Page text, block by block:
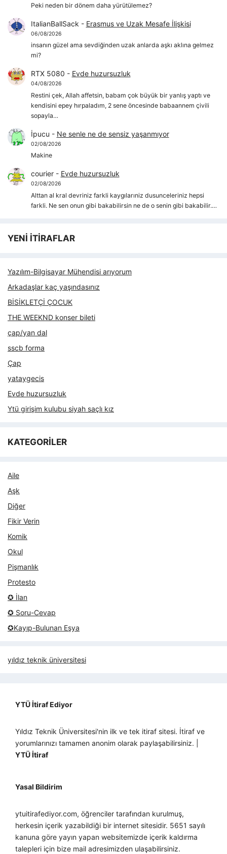
Peki neden bir dönem daha yürütülemez?
ItalianBallSack - Erasmus ve Uzak Mesafe İlişkisi
06/08/2026
insanın güzel ama sevdiğinden uzak anlarda aşkı aklına gelmez
mi?
RTX 5080 - Evde huzursuzluk
04/08/2026
Restini çek, Allah affetsin, babam çok büyük bir yanlış yaptı ve
kendisini epey hırpaladım, 2 sene öncesinde babaannem çivili
sopayla…
İpucu - Ne senle ne de sensiz yaşanmıyor
02/08/2026
Makine
courier- Evde huzursuzluk
02/08/2026
Alttan al kral devriniz farkli kaygılarıniz dusunceleriniz hepsi
farkli. Ne sen onun gibi bakabilirsin ne de o senin gibi bakabilir.…
YENİ İTİRAFLAR
Yazılım-Bilgisayar Mühendisi arıyorum
Arkadaşlar kaç yaşındasınız
BİSİKLETÇİ ÇOCUK
THE WEEKND konser bileti
çap/yan dal
sscb forma
Çap
yataygecis
Evde huzursuzluk
Ytü girişim kulubu siyah saçlı kız
KATEGORİLER
Aile
Aşk
Diğer
Fikir Verin
Komik
Okul
Pişmanlık
Protesto
✪ İlan
✪ Soru-Cevap
✪Kayıp-Bulunan Eşya
yıldız teknik üniversitesi
YTÜ İtiraf Ediyor
Yıldız Teknik Üniversitesi'nin ilk ve tek itiraf sitesi. İtiraf ve
yorumlarınızı tamamen anonim olarak paylaşabilirsiniz. |
YTÜ İtiraf
Yasal Bildirim
ytuitirafediyor.com, öğrenciler tarafından kurulmuş,
herkesin içerik yazabildiği bir internet sitesidir. 5651 sayılı
kanuna göre yayın yapan websitemizde içerik kaldırma
talepleri için bize mail adresimizden ulaşabilirsiniz.